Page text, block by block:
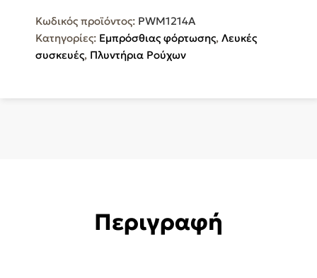
Κωδικός προϊόντος: PWM1214A
Κατηγορίες: Εμπρόσθιας φόρτωσης, Λευκές
συσκευές, Πλυντήρια Ρούχων
Περιγραφή